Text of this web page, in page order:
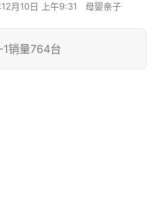
月10日 上午9:31 母婴亲子
销量764台